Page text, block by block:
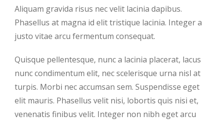
Aliquam gravida risus nec velit lacinia dapibus.
Phasellus at magna id elit tristique lacinia. Integer a
justo vitae arcu fermentum consequat.
Quisque pellentesque, nunc a lacinia placerat, lacus
nunc condimentum elit, nec scelerisque urna nisl at
turpis. Morbi nec accumsan sem. Suspendisse eget
elit mauris. Phasellus velit nisi, lobortis quis nisi et,
venenatis finibus velit. Integer non nibh eget arcu